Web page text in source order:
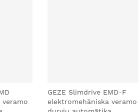
GEZE Slimdrive EMD-F
elektromehāniska veramo